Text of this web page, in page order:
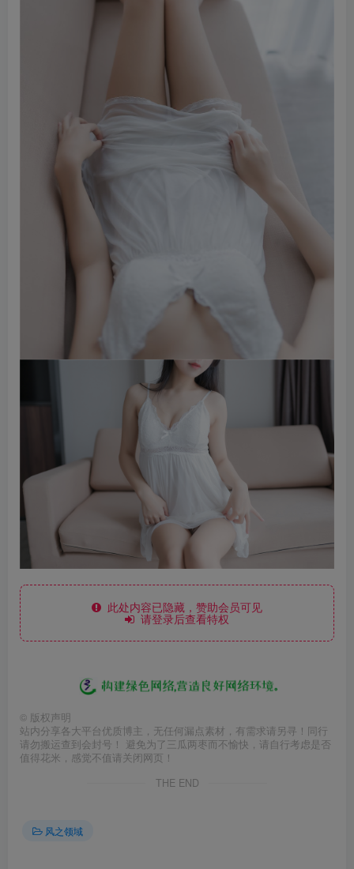
此处内容已隐藏，赞助会员可见
请登录后查看特权
© 版权声明
站内分享各大平台优质博主，无任何漏点素材，有需求请另寻！同行
请勿搬运查到会封号！ 避免为了三瓜两枣而不愉快，请自行考虑是否
值得花米，感觉不值请关闭网页！
THE END
风之领域